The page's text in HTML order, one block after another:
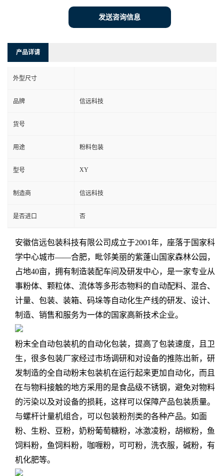
发送咨询信息
产品详请
外型尺寸
品牌 信远科技
货号
用途 粉料包装
型号 XY
制造商 信远科技
是否进口 否
安徽信远包装科技有限公司成立于2001年，座落于国家科
学中心城市——合肥，毗邻美丽的紫蓬山国家森林公园，
占地40亩，拥有制造装配车间及研发中心，是一家专业从
事粉体、颗粒体、流体等多形态物料的自动配料、混合、
计量、包装、装箱、码垛等自动化生产线的研发、设计、
制造、销售和服务为一体的国家高新技术企业。
粉末全自动包装机的自动化包装，提高了包装速度，且卫
生，很多包装厂家经过市场调研和对设备的推陈出新，研
发制造的全自动粉末包装机在运行起来更加自动化，而且
在与物料接触的地方采用的是食品级不锈钢，避免对物料
的污染以及对设备的损耗，这样可以保障产品包装质量。
与螺杆计量机组合，可以包装粉剂类的各种产品。如面
粉、生粉、豆粉，奶粉葡萄糖粉，冰激凌粉，胡椒粉，鱼
饲料粉，鱼饲料粉，咖喱粉，可可粉，洗衣服，碱粉，有
机化肥等。